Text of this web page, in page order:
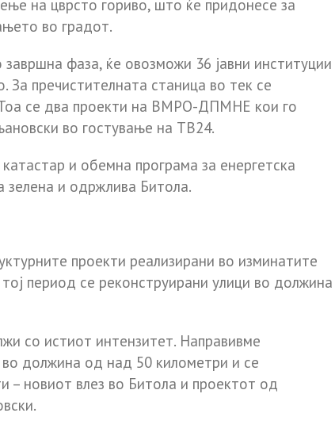
на цврсто гориво, што ќе придонесе за
во градот.
завршна фаза, ќе овозможи 36 јавни институции
пречистителната станица во тек се
се два проекти на ВМРО-ДПМНЕ кои го
во гостување на ТВ24.
и обемна програма за енергетска
зелена и одржлива Битола.
проекти реализирани во изминатите
период се реконструирани улици во должина
со истиот интензитет. Направивме
во должина од над 50 километри и се
– новиот влез во Битола и проектот од